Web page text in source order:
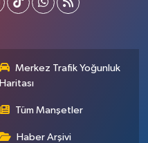
Merkez Trafik Yoğunluk
Haritası
Tüm Manşetler
Haber Arşivi